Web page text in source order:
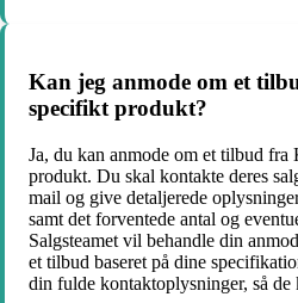
Kan jeg anmode om et
specifikt produkt?
Ja, du kan anmode om et tilbud fra
produkt. Du skal kontakte deres
mail og give detaljerede
samt det forventede antal og
Salgsteamet vil behandle din
et tilbud baseret på dine
din fulde kontaktoplysninger, så